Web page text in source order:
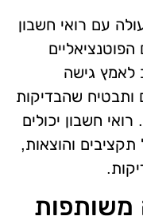
עם רואי חשבון
לאמץ גישה
שהבדיקות
חשבון יכולים
תקציבים והוצאות,
משותפות